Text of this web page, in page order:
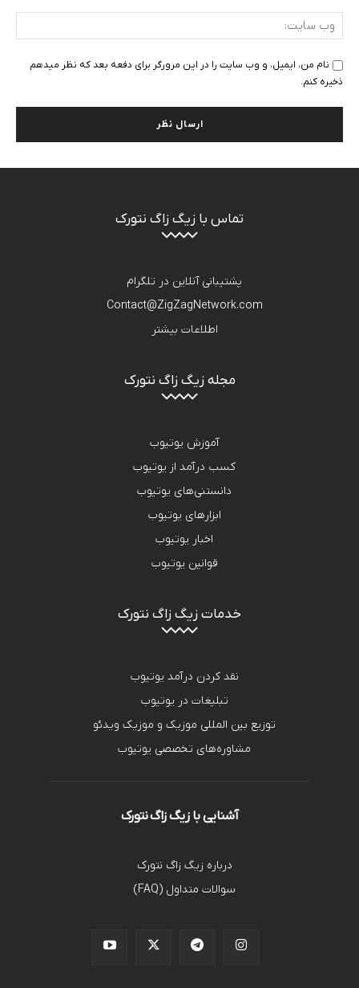
نام من، ایمیل، و وب سایت را در این مرورگر برای دفعه بعد که نظر میدهم
ذخیره کنم.
تماس با زیگ زاگ نتورک
پشتیبانی آنلاین در تلگرام
Contact@ZigZagNetwork.com
اطلاعات بیشتر
مجله زیگ زاگ نتورک
آموزش یوتیوب
کسب درآمد از یوتیوب
دانستنی‌های یوتیوب
ابزارهای یوتیوب
اخبار یوتیوب
قوانین یوتیوب
خدمات زیگ زاگ نتورک
نقد کردن درآمد یوتیوب
تبلیغات در یوتیوب
توزیع بین المللی موزیک و موزیک ویدئو
مشاوره‌های تخصصی یوتیوب
آشنایی با زیگ زاگ نتورک
درباره زیگ زاگ نتورک
سوالات متداول (FAQ)